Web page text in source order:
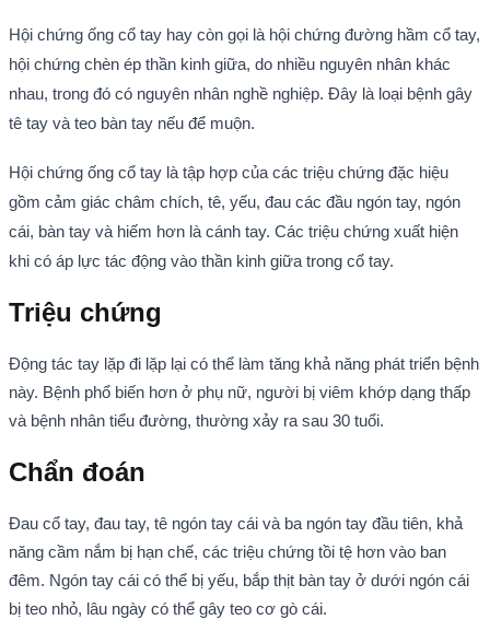
Hội chứng ống cổ tay hay còn gọi là hội chứng đường hầm cổ tay,
hội chứng chèn ép thần kinh giữa, do nhiều nguyên nhân khác
nhau, trong đó có nguyên nhân nghề nghiệp. Đây là loại bệnh gây
tê tay và teo bàn tay nếu để muộn.
Hội chứng ống cổ tay là tập hợp của các triệu chứng đặc hiệu
gồm cảm giác châm chích, tê, yếu, đau các đầu ngón tay, ngón
cái, bàn tay và hiếm hơn là cánh tay. Các triệu chứng xuất hiện
khi có áp lực tác động vào thần kinh giữa trong cổ tay.
Triệu chứng
Động tác tay lặp đi lặp lại có thể làm tăng khả năng phát triển bệnh
này. Bệnh phổ biến hơn ở phụ nữ, người bị viêm khớp dạng thấp
và bệnh nhân tiểu đường, thường xảy ra sau 30 tuổi.
Chẩn đoán
Đau cổ tay, đau tay, tê ngón tay cái và ba ngón tay đầu tiên, khả
năng cầm nắm bị hạn chế, các triệu chứng tồi tệ hơn vào ban
đêm. Ngón tay cái có thể bị yếu, bắp thịt bàn tay ở dưới ngón cái
bị teo nhỏ, lâu ngày có thể gây teo cơ gò cái.